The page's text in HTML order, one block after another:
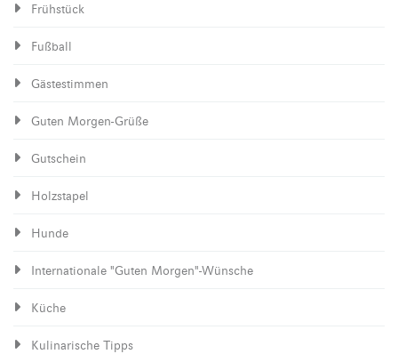
Frühstück
Fußball
Gästestimmen
Guten Morgen-Grüße
Gutschein
Holzstapel
Hunde
Internationale "Guten Morgen"-Wünsche
Küche
Kulinarische Tipps